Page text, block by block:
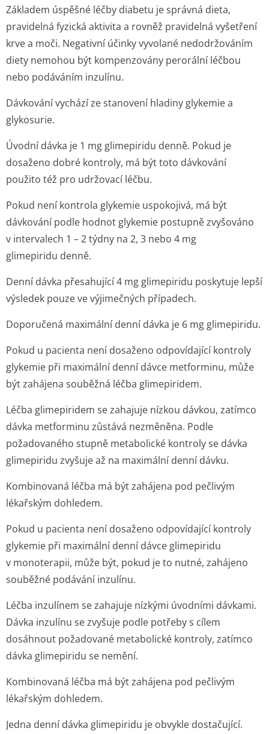
Základem úspěšné léčby diabetu je správná dieta,
pravidelná fyzická aktivita a rovněž pravidelná vyšetření
krve a moči. Negativní účinky vyvolané nedodržováním
diety nemohou být kompenzovány perorální léčbou
nebo podáváním inzulínu.
Dávkování vychází ze stanovení hladiny glykemie a
glykosurie.
Úvodní dávka je 1 mg glimepiridu denně. Pokud je
dosaženo dobré kontroly, má být toto dávkování
použito též pro udržovací léčbu.
Pokud není kontrola glykemie uspokojivá, má být
dávkování podle hodnot glykemie postupně zvyšováno
v intervalech 1 – 2 týdny na 2, 3 nebo 4 mg
glimepiridu denně.
Denní dávka přesahující 4 mg glimepiridu poskytuje lepší
výsledek pouze ve výjimečných případech.
Doporučená maximální denní dávka je 6 mg glimepiridu.
Pokud u pacienta není dosaženo odpovídající kontroly
glykemie při maximální denní dávce metforminu, může
být zahájena souběžná léčba glimepiridem.
Léčba glimepiridem se zahajuje nízkou dávkou, zatímco
dávka metforminu zůstává nezměněna. Podle
požadovaného stupně metabolické kontroly se dávka
glimepiridu zvyšuje až na maximální denní dávku.
Kombinovaná léčba má být zahájena pod pečlivým
lékařským dohledem.
Pokud u pacienta není dosaženo odpovídající kontroly
glykemie při maximální denní dávce glimepiridu
v monoterapii, může být, pokud je to nutné, zahájeno
souběžné podávání inzulínu.
Léčba inzulínem se zahajuje nízkými úvodními dávkami.
Dávka inzulínu se zvyšuje podle potřeby s cílem
dosáhnout požadované metabolické kontroly, zatímco
dávka glimepiridu se nemění.
Kombinovaná léčba má být zahájena pod pečlivým
lékařským dohledem.
Jedna denní dávka glimepiridu je obvykle dostačující.